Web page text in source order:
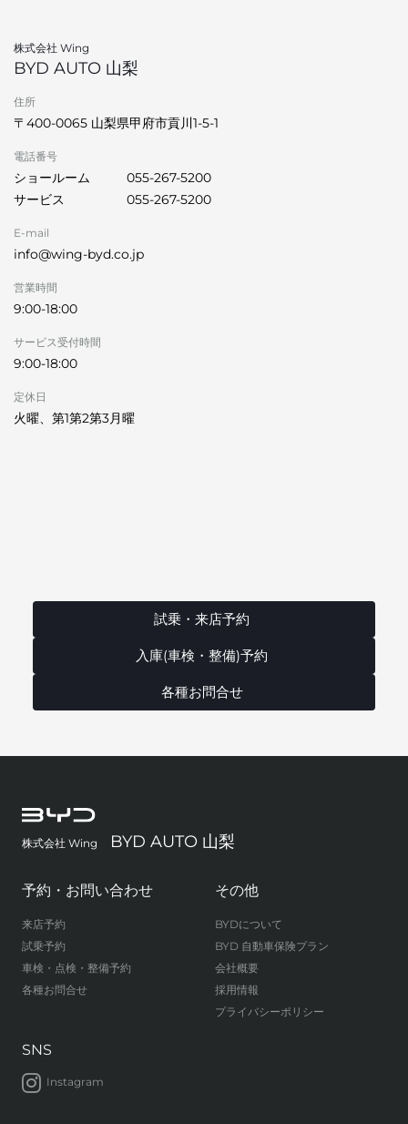
株式会社 Wing
BYD AUTO 山梨
住所
〒400-0065 山梨県甲府市貢川1-5-1
電話番号
ショールーム
055-267-5200
サービス
055-267-5200
E-mail
info@wing-byd.co.jp
営業時間
9:00-18:00
サービス受付時間
9:00-18:00
定休日
火曜、第1第2第3月曜
試乗・来店予約
入庫(車検・整備)予約
各種お問合せ
株式会社 Wing BYD AUTO 山梨
予約・お問い合わせ
来店予約
試乗予約
車検・点検・整備予約
各種お問合せ
その他
BYDについて
BYD 自動車保険プラン
会社概要
採用情報
プライバシーポリシー
SNS
Instagram